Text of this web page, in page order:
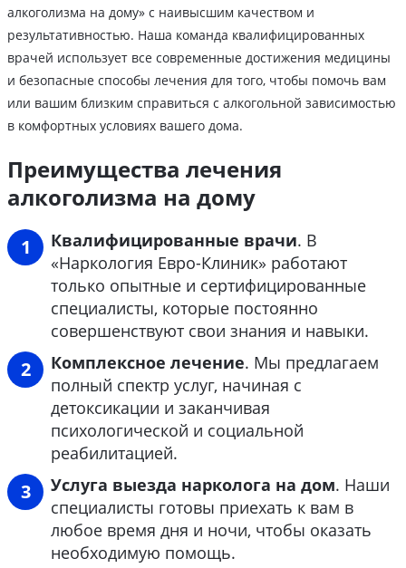
алкоголизма на дому» с наивысшим качеством и
результативностью. Наша команда квалифицированных
врачей использует все современные достижения медицины
и безопасные способы лечения для того, чтобы помочь вам
или вашим близким справиться с алкогольной зависимостью
в комфортных условиях вашего дома.
Преимущества лечения
алкоголизма на дому
Квалифицированные врачи. В
«Наркология Евро-Клиник» работают
только опытные и сертифицированные
специалисты, которые постоянно
совершенствуют свои знания и навыки.
Комплексное лечение. Мы предлагаем
полный спектр услуг, начиная с
детоксикации и заканчивая
психологической и социальной
реабилитацией.
Услуга выезда нарколога на дом. Наши
специалисты готовы приехать к вам в
любое время дня и ночи, чтобы оказать
необходимую помощь.